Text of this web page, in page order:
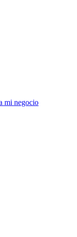
mi negocio